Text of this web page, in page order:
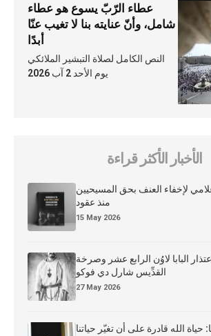
عطاء الرّبّ يسوع هو عطاء
شامل، وأنّ عنايته بنا لا تغيب عنّا
أبدًا
النص الكامل لصلاة التبشير الملائكي
يوم الأحد 2 آب 2026
الأخبار الأكثر قراءة
لإخفاء العنف بحق المسيحيين
منذ عقود
15 May 2026
البابا لاوُن الرابع عشر وصرخة
القدِّيس شارل دي فوكو
27 May 2026
حياة الله قادرة على أن تغيّر حياتنا